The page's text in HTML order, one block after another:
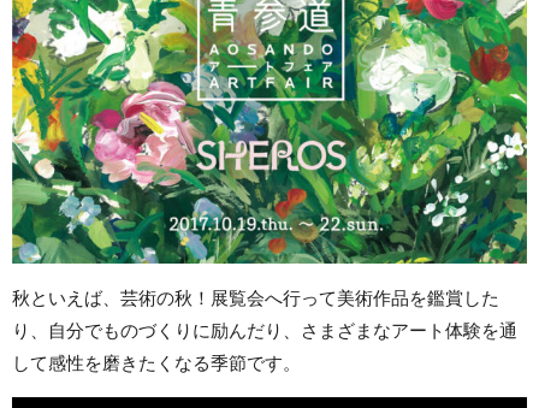
秋といえば、芸術の秋！展覧会へ行って美術作品を鑑賞した
り、自分でものづくりに励んだり、さまざまなアート体験を通
して感性を磨きたくなる季節です。